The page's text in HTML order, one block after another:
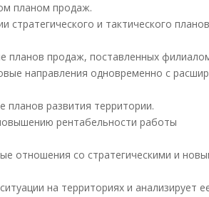
планом продаж.
стратегического и тактического планов
планов продаж, поставленных
направления одновременно с
планов развития территории.
рентабельности работы
отношения со стратегическими и
на территориях и анализирует